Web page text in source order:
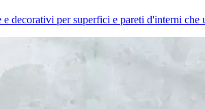
e decorativi per superfici e pareti d'interni